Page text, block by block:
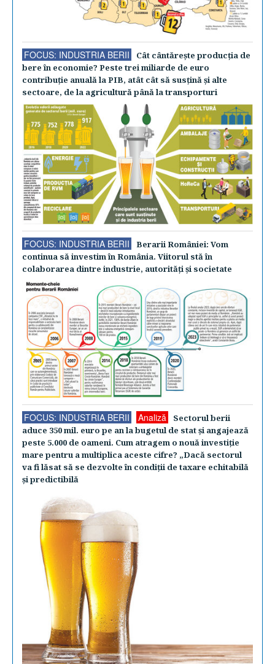
FOCUS: INDUSTRIA BERII
Cât cântăreşte producţia de
bere în economie? Peste trei miliarde de euro
contribuţie anuală la PIB, atât cât să susţină şi alte
sectoare, de la agricultură până la transporturi
FOCUS: INDUSTRIA BERII
Berarii României: Vom
continua să investim în România. Viitorul stă în
colaborarea dintre industrie, autorităţi şi societate
FOCUS: INDUSTRIA BERII Analiză
Sectorul berii
aduce 350 mil. euro pe an la bugetul de stat şi angajează
peste 5.000 de oameni. Cum atragem o nouă investiţie
mare pentru a multiplica aceste cifre? „Dacă sectorul
va fi lăsat să se dezvolte în condiţii de taxare echitabilă
şi predictibilă